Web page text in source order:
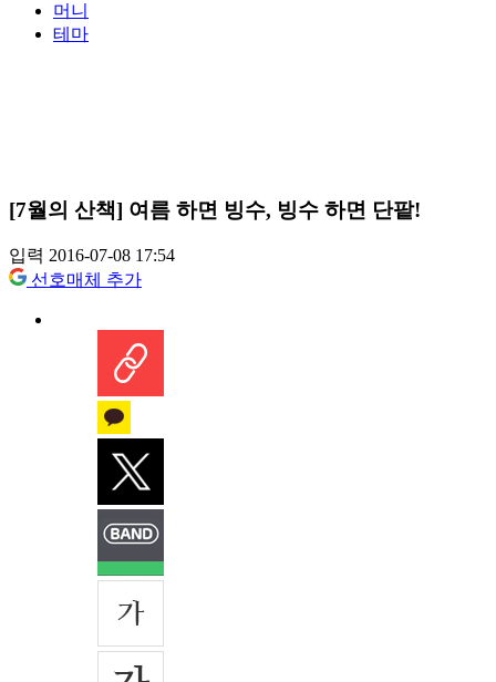
머니
테마
[7월의 산책] 여름 하면 빙수, 빙수 하면 단팥!
입력 2016-07-08 17:54
선호매체 추가